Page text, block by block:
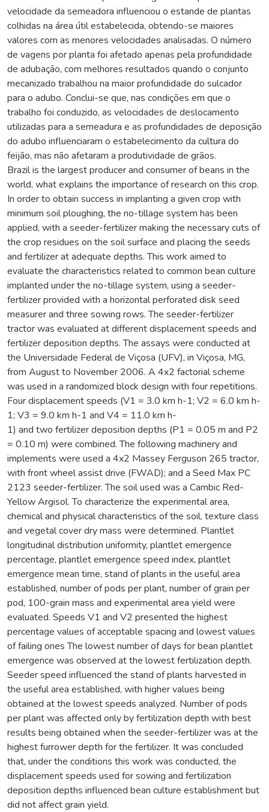
velocidade da semeadora influenciou o estande de plantas
colhidas na área útil estabelecida, obtendo-se maiores
valores com as menores velocidades analisadas. O número
de vagens por planta foi afetado apenas pela profundidade
de adubação, com melhores resultados quando o conjunto
mecanizado trabalhou na maior profundidade do sulcador
para o adubo. Conclui-se que, nas condições em que o
trabalho foi conduzido, as velocidades de deslocamento
utilizadas para a semeadura e as profundidades de deposição
do adubo influenciaram o estabelecimento da cultura do
feijão, mas não afetaram a produtividade de grãos.
Brazil is the largest producer and consumer of beans in the
world, what explains the importance of research on this crop.
In order to obtain success in implanting a given crop with
minimum soil ploughing, the no-tillage system has been
applied, with a seeder-fertilizer making the necessary cuts of
the crop residues on the soil surface and placing the seeds
and fertilizer at adequate depths. This work aimed to
evaluate the characteristics related to common bean culture
implanted under the no-tillage system, using a seeder-
fertilizer provided with a horizontal perforated disk seed
measurer and three sowing rows. The seeder-fertilizer
tractor was evaluated at different displacement speeds and
fertilizer deposition depths. The assays were conducted at
the Universidade Federal de Viçosa (UFV), in Viçosa, MG,
from August to November 2006. A 4x2 factorial scheme
was used in a randomized block design with four repetitions.
Four displacement speeds (V1 = 3.0 km h-1; V2 = 6.0 km h-
1; V3 = 9.0 km h-1 and V4 = 11.0 km h-
1) and two fertilizer deposition depths (P1 = 0.05 m and P2
= 0.10 m) were combined. The following machinery and
implements were used a 4x2 Massey Ferguson 265 tractor,
with front wheel assist drive (FWAD); and a Seed Max PC
2123 seeder-fertilizer. The soil used was a Cambic Red-
Yellow Argisol. To characterize the experimental area,
chemical and physical characteristics of the soil, texture class
and vegetal cover dry mass were determined. Plantlet
longitudinal distribution uniformity, plantlet emergence
percentage, plantlet emergence speed index, plantlet
emergence mean time, stand of plants in the useful area
established, number of pods per plant, number of grain per
pod, 100-grain mass and experimental area yield were
evaluated. Speeds V1 and V2 presented the highest
percentage values of acceptable spacing and lowest values
of failing ones The lowest number of days for bean plantlet
emergence was observed at the lowest fertilization depth.
Seeder speed influenced the stand of plants harvested in
the useful area established, with higher values being
obtained at the lowest speeds analyzed. Number of pods
per plant was affected only by fertilization depth with best
results being obtained when the seeder-fertilizer was at the
highest furrower depth for the fertilizer. It was concluded
that, under the conditions this work was conducted, the
displacement speeds used for sowing and fertilization
deposition depths influenced bean culture establishment but
did not affect grain yield.